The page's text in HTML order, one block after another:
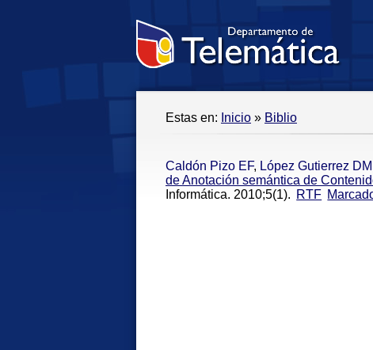
Estas en: Inicio » Biblio
Caldón Pizo EF, López Gutierrez DM
de Anotación semántica de
Informática. 2010;5(1). RTF